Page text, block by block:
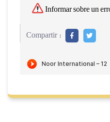
Informar sobre un
Compartir :